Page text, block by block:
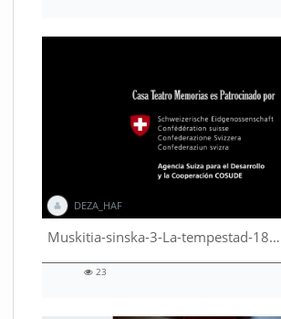
DEZA_HAF
Muskitia-sinska-3-La-tempestad-18-9-2018-53530245080001791
01:32:24 duration
23